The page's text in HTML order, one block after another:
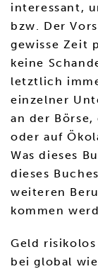
interessant,
bzw. Der
gewisse Zeit
keine
letztlich
einzelner
an der
oder auf
Was dieses
dieses
weiteren
kommen
Geld
bei global